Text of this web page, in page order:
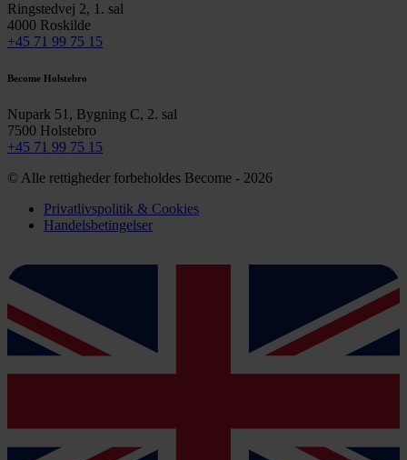
Ringstedvej 2, 1. sal
4000 Roskilde
+45 71 99 75 15
Become Holstebro
Nupark 51, Bygning C, 2. sal
7500 Holstebro
+45 71 99 75 15
© Alle rettigheder forbeholdes Become - 2026
Privatlivspolitik & Cookies
Handelsbetingelser